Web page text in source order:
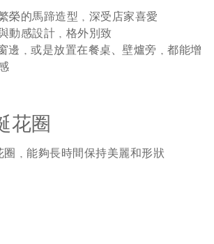
榮的馬蹄造型，深受店家喜愛
動感設計，格外別致
邊，或是放置在餐桌、壁爐旁，都能增
花圈
，能夠長時間保持美麗和形狀